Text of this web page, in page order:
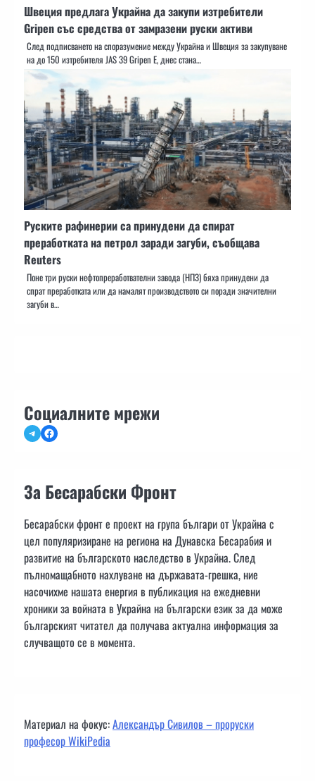
Швеция предлага Украйна да закупи изтребители
Gripen със средства от замразени руски активи
След подписването на споразумение между Украйна и Швеция за закупуване
на до 150 изтребителя JAS 39 Gripen E, днес стана…
Руските рафинерии са принудени да спират
преработката на петрол заради загуби, съобщава
Reuters
Поне три руски нефтопреработвателни завода (НПЗ) бяха принудени да
спрат преработката или да намалят производството си поради значителни
загуби в…
Социалните мрежи
TelegramFacebook
За Бесарабски Фронт
Бесарабски фронт е проект на група българи от Украйна с
цел популяризиране на региона на Дунавска Бесарабия и
развитие на българското наследство в Украйна. След
пълномащабното нахлуване на държавата-грешка, ние
насочихме нашата енергия в публикация на ежедневни
хроники за войната в Украйна на български език за да може
българският читател да получава актуална информация за
случващото се в момента.
Материал на фокус:Александър Сивилов – проруски
професор WikiPedia